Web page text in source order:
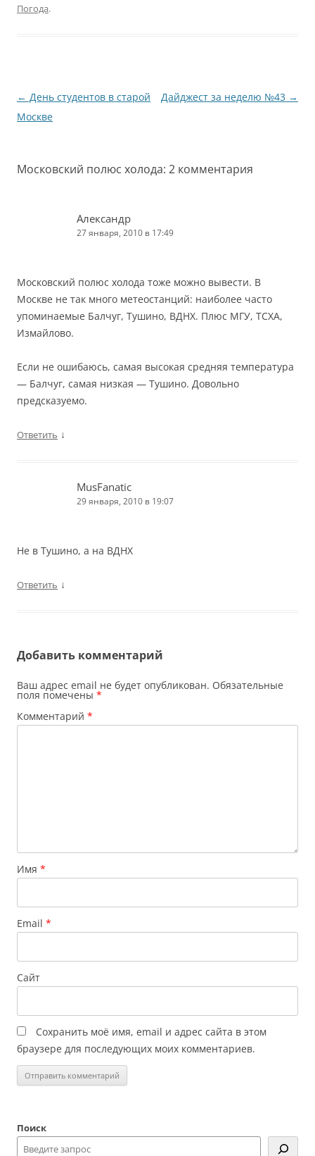
Погода.
Навигация
по
← День студентов в старой
Москве
Дайджест за неделю №43 →
Московский полюс холода: 2 комментария
Александр
27 января, 2010 в 17:49
Московский полюс холода тоже можно вывести. В
Москве не так много метеостанций: наиболее часто
упоминаемые Балчуг, Тушино, ВДНХ. Плюс МГУ, ТСХА,
Измайлово.
Если не ошибаюсь, самая высокая средняя температура
— Балчуг, самая низкая — Тушино. Довольно
предсказуемо.
Ответить ↓
MusFanatic
29 января, 2010 в 19:07
Не в Тушино, а на ВДНХ
Ответить ↓
Добавить комментарий
Ваш адрес email не будет опубликован. Обязательные
поля помечены *
Комментарий *
Имя *
Email *
Сайт
Сохранить моё имя, email и адрес сайта в этом
браузере для последующих моих комментариев.
Поиск